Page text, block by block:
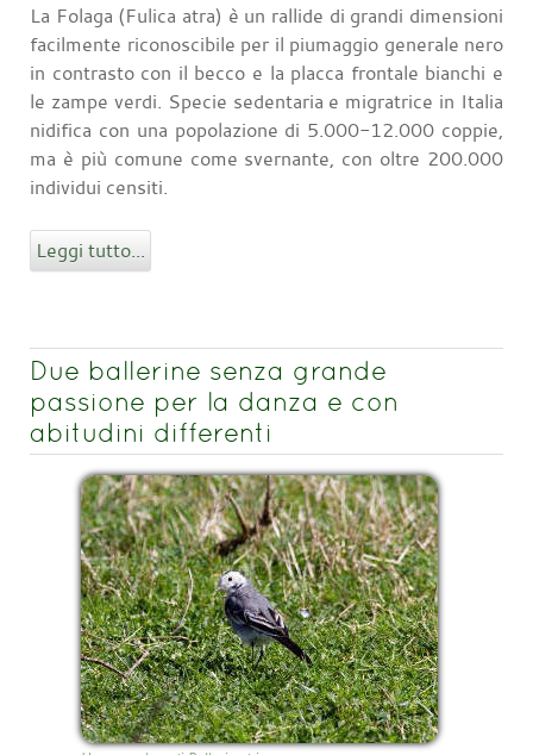
La Folaga (Fulica atra) è un rallide di grandi dimensioni
facilmente riconoscibile per il piumaggio generale nero
in contrasto con il becco e la placca frontale bianchi e
le zampe verdi. Specie sedentaria e migratrice in Italia
nidifica con una popolazione di 5.000-12.000 coppie,
ma è più comune come svernante, con oltre 200.000
individui censiti.
Leggi tutto...
Due ballerine senza grande
passione per la danza e con
abitudini differenti